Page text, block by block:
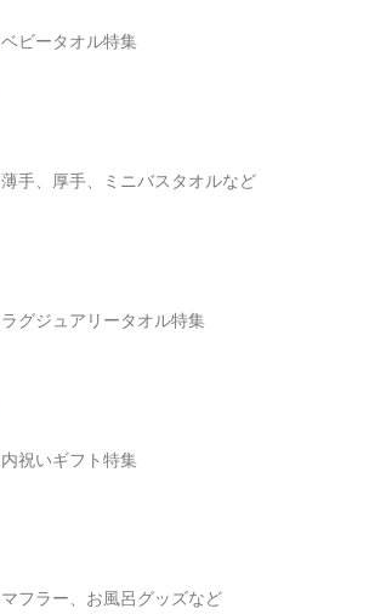
ベビータオル特集
薄手、厚手、ミニバスタオルなど
ラグジュアリータオル特集
内祝いギフト特集
マフラー、お風呂グッズなど